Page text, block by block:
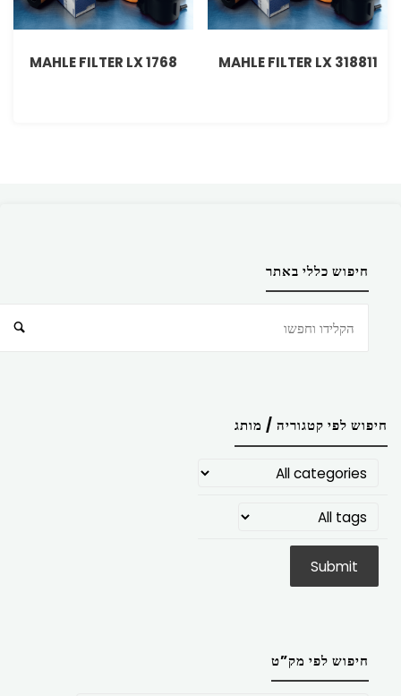
MAHLE FILTER LX 318811
MAHLE FILTER LX 1768
חיפוש כללי באתר
חיפוש לפי קטגוריה / מותג
חיפוש לפי מק”ט